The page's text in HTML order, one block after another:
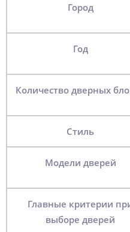
Город
Год
Количество дверных
Стиль
Модели дверей
Главные критерии при
выборе дверей